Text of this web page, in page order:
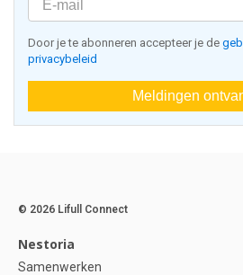
Door je te abonneren accepteer je de
privacybeleid
Meldingen
© 2026 Lifull Connect
Nestoria
Samenwerken